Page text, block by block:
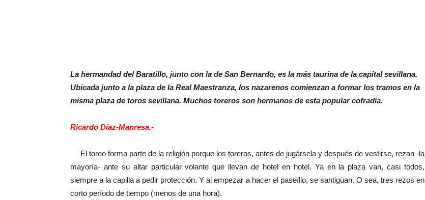
La hermandad del Baratillo, junto con la de San Bernardo, es la más taurina de la capital sevillana.
Ubicada junto a la plaza de la Real Maestranza, los nazarenos comienzan a formar los tramos en la
misma plaza de toros sevillana. Muchos toreros son hermanos de esta popular cofradía.
Ricardo Díaz-Manresa.-
El toreo forma parte de la religión porque los toreros, antes de jugársela y después de vestirse, rezan -la
mayoría- ante su altar particular volante que llevan de hotel en hotel. Ya en la plaza van, casi todos,
siempre a la capilla a pedir protección. Y al empezar a hacer el paseíllo, se santigüan. O sea, tres rezos en
corto período de tiempo (menos de una hora).